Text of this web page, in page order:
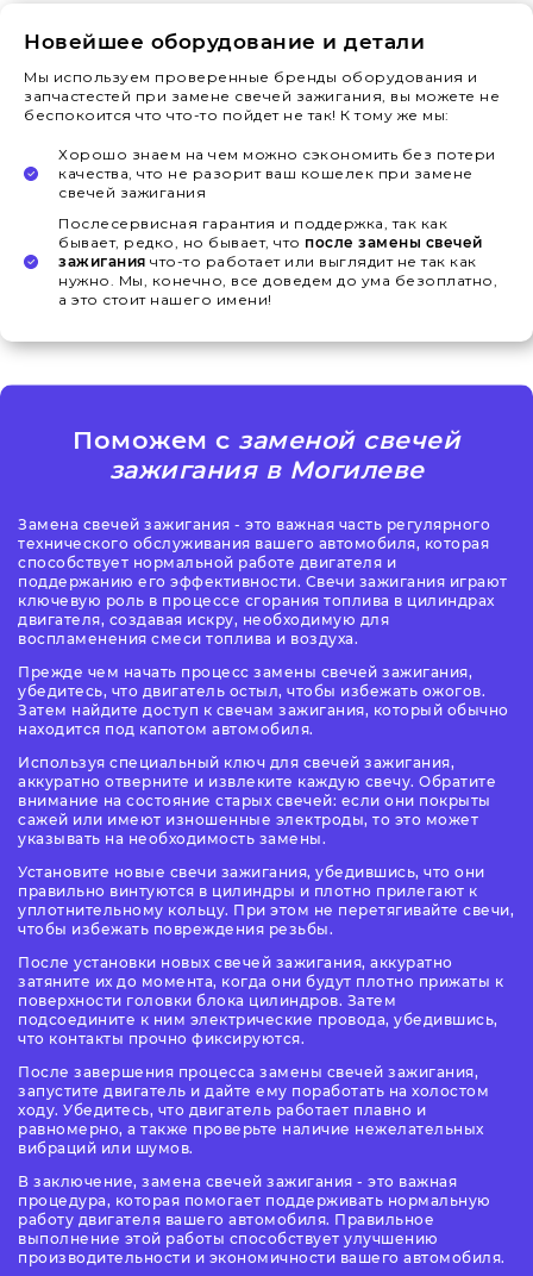
Новейшее оборудование и детали
Мы используем проверенные бренды оборудования и
запчастестей при замене свечей зажигания, вы можете не
беспокоится что что-то пойдет не так! К тому же мы:
Хорошо знаем на чем можно сэкономить без потери
качества, что не разорит ваш кошелек при замене
свечей зажигания
Послесервисная гарантия и поддержка, так как
бывает, редко, но бывает, что после замены свечей
зажигания что-то работает или выглядит не так как
нужно. Мы, конечно, все доведем до ума безоплатно,
а это стоит нашего имени!
Поможем с заменой свечей
зажигания в Могилеве
Замена свечей зажигания - это важная часть регулярного
технического обслуживания вашего автомобиля, которая
способствует нормальной работе двигателя и
поддержанию его эффективности. Свечи зажигания играют
ключевую роль в процессе сгорания топлива в цилиндрах
двигателя, создавая искру, необходимую для
воспламенения смеси топлива и воздуха.
Прежде чем начать процесс замены свечей зажигания,
убедитесь, что двигатель остыл, чтобы избежать ожогов.
Затем найдите доступ к свечам зажигания, который обычно
находится под капотом автомобиля.
Используя специальный ключ для свечей зажигания,
аккуратно отверните и извлеките каждую свечу. Обратите
внимание на состояние старых свечей: если они покрыты
сажей или имеют изношенные электроды, то это может
указывать на необходимость замены.
Установите новые свечи зажигания, убедившись, что они
правильно винтуются в цилиндры и плотно прилегают к
уплотнительному кольцу. При этом не перетягивайте свечи,
чтобы избежать повреждения резьбы.
После установки новых свечей зажигания, аккуратно
затяните их до момента, когда они будут плотно прижаты к
поверхности головки блока цилиндров. Затем
подсоедините к ним электрические провода, убедившись,
что контакты прочно фиксируются.
После завершения процесса замены свечей зажигания,
запустите двигатель и дайте ему поработать на холостом
ходу. Убедитесь, что двигатель работает плавно и
равномерно, а также проверьте наличие нежелательных
вибраций или шумов.
В заключение, замена свечей зажигания - это важная
процедура, которая помогает поддерживать нормальную
работу двигателя вашего автомобиля. Правильное
выполнение этой работы способствует улучшению
производительности и экономичности вашего автомобиля.